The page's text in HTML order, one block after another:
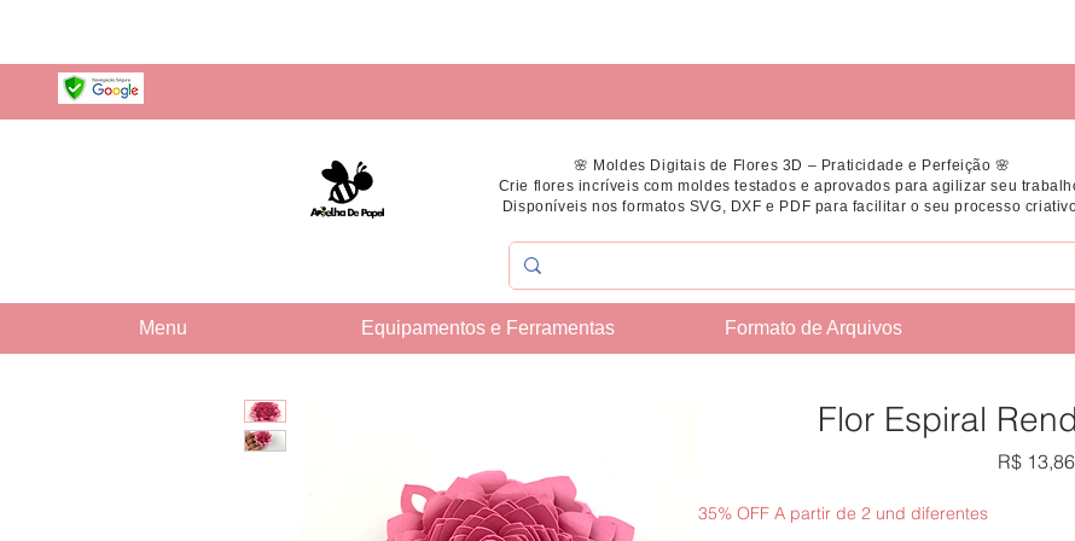
🌸 Moldes Digitais de Flores 3D – Praticidade e Perfeição 🌸
Crie flores incríveis com moldes testados e aprovados para agilizar seu
Disponíveis nos formatos SVG, DXF e PDF para facilitar o seu processo
Menu Equipamentos e Ferramentas Formato de Arquivos
Flor Espiral
R$ 13,86
35% OFF A partir de 2 und diferentes